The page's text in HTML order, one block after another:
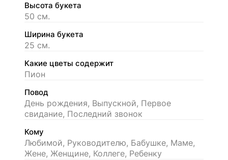
Высота букета
50 см.
Ширина букета
25 см.
Какие цветы содержит
Пион
Повод
День рождения, Выпускной, Первое
свидание, Последний звонок
Кому
Любимой, Руководителю, Бабушке, Маме,
Жене, Женщине, Коллеге, Ребенку